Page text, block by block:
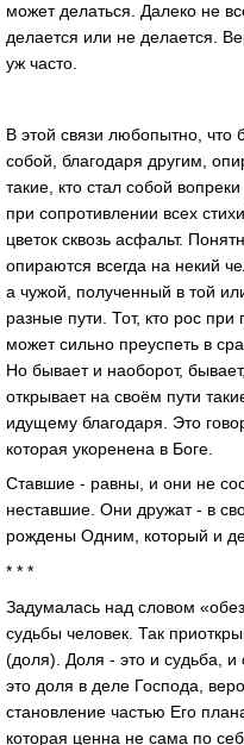
может делаться. Далеко не
делается или не делается.
уж часто.
В этой связи любопытно,
собой, благодаря другим,
такие, кто стал собой
при сопротивлении всех
цветок сквозь асфальт.
опираются всегда на некий
а чужой, полученный в той
разные пути. Тот, кто рос при
может сильно преуспеть в
Но бывает и наоборот,
открывает на своём пути
идущему благодаря. Это
которая укоренена в Боге.
Ставшие - равны, и они не
неставшие. Они дружат - в
рождены Одним, который и
* * *
Задумалась над словом
судьбы человек. Так
(доля). Доля - это и судьба, и
это доля в деле Господа,
становление частью Его
которая ценна не сама по